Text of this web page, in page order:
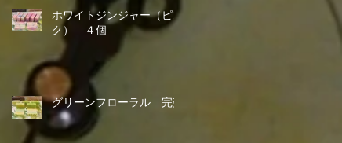
ホワイトジンジャー（ピン
ク） ４個
グリーンフローラル 完売